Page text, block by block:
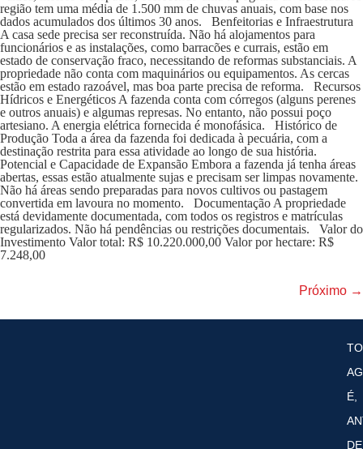
região tem uma média de 1.500 mm de chuvas anuais, com base nos
dados acumulados dos últimos 30 anos. Benfeitorias e Infraestrutura
A casa sede precisa ser reconstruída. Não há alojamentos para
funcionários e as instalações, como barracões e currais, estão em
estado de conservação fraco, necessitando de reformas substanciais. A
propriedade não conta com maquinários ou equipamentos. As cercas
estão em estado razoável, mas boa parte precisa de reforma. Recursos
Hídricos e Energéticos A fazenda conta com córregos (alguns perenes
e outros anuais) e algumas represas. No entanto, não possui poço
artesiano. A energia elétrica fornecida é monofásica. Histórico de
Produção Toda a área da fazenda foi dedicada à pecuária, com a
destinação restrita para essa atividade ao longo de sua história.
Potencial e Capacidade de Expansão Embora a fazenda já tenha áreas
abertas, essas estão atualmente sujas e precisam ser limpas novamente.
Não há áreas sendo preparadas para novos cultivos ou pastagem
convertida em lavoura no momento. Documentação A propriedade
está devidamente documentada, com todos os registros e matrículas
regularizados. Não há pendências ou restrições documentais. Valor do
Investimento Valor total: R$ 10.220.000,00 Valor por hectare: R$
7.248,00
Próximo →
É,
DE